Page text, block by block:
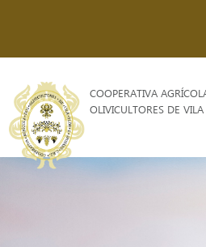
COOPERATIVA
OLIVICULTORES DE